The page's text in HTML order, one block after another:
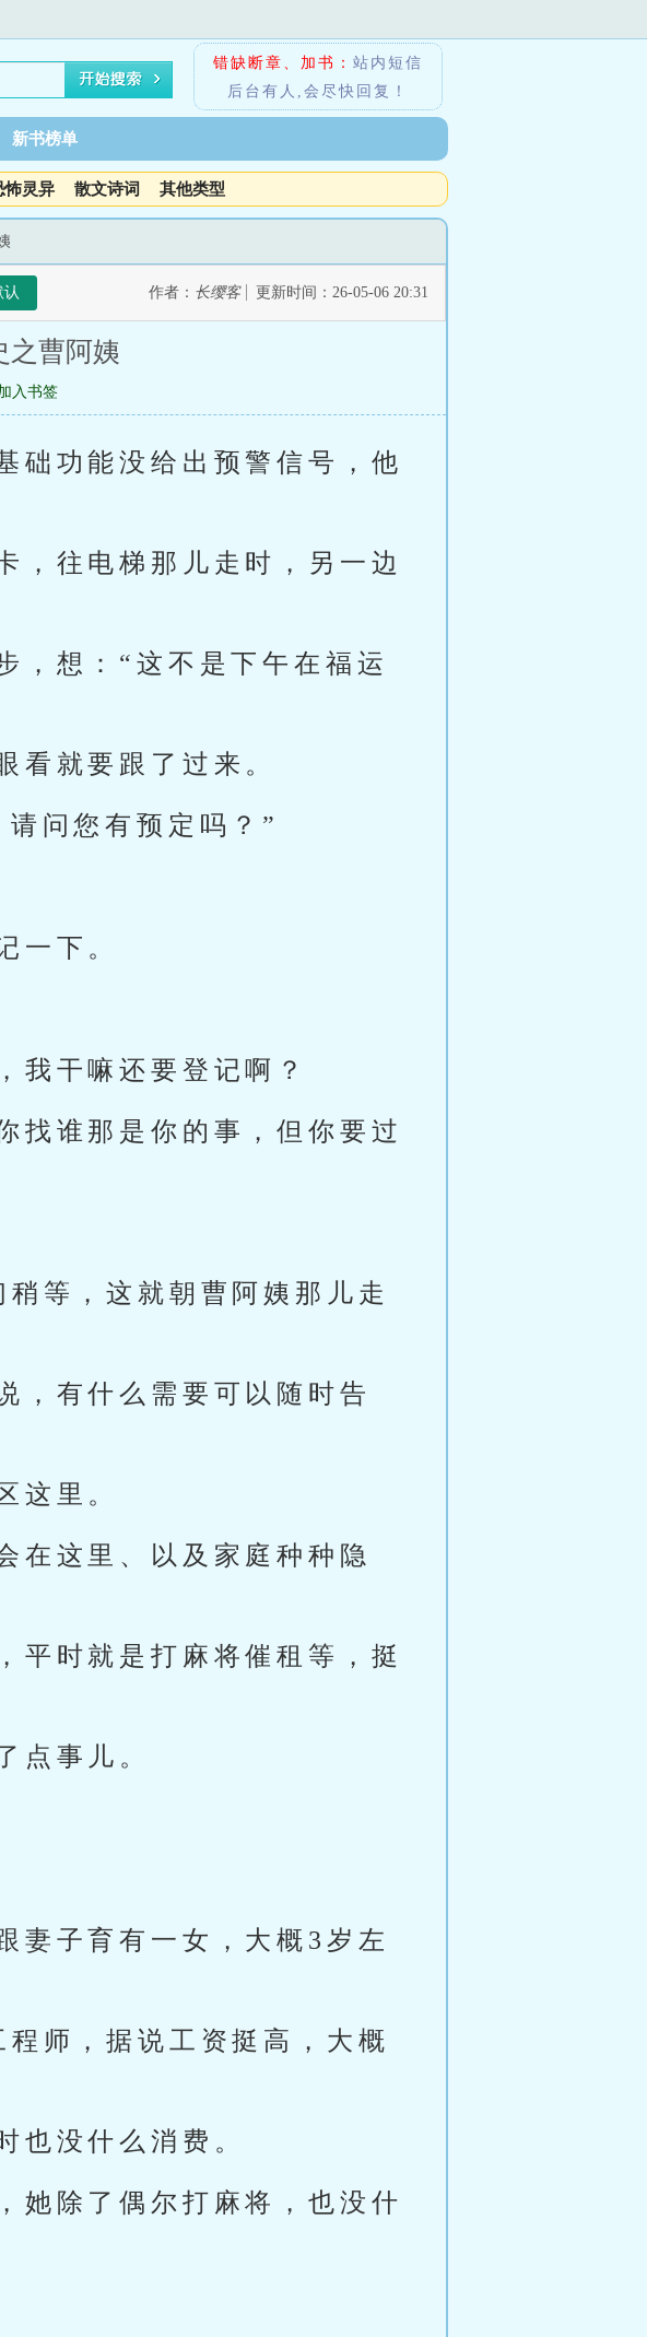
错缺断章、加书： 站内短信
后台有人,会尽快回复！
新书榜单
怖灵异 散文诗词 其他类型
认 作者： 长缨客 更新时间：26-05-06 20:31
之曹阿姨
入书签
础功能没给出预警信号，他
，往电梯那儿走时，另一边
，想：“这不是下午在福运
看就要跟了过来。
问您有预定吗？”
一下。
我干嘛还要登记啊？
找谁那是你的事，但你要过
等，这就朝曹阿姨那儿走
，有什么需要可以随时告
这里。
在这里、以及家庭种种隐
平时就是打麻将催租等，挺
点事儿。
妻子育有一女，大概3岁左
师，据说工资挺高，大概
也没什么消费。
她除了偶尔打麻将，也没什